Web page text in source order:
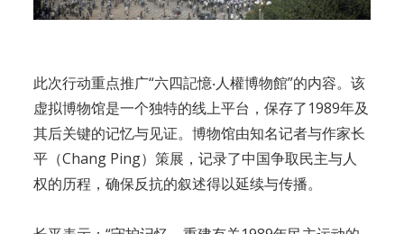
此次行动重点推广“六四記憶‧人權博物館”的内容。该
虚拟博物馆是一个独特的线上平台，保存了1989年及
其后关键的记忆与见证。博物馆由知名记者与作家长
平（Chang Ping）策展，记录了中国争取民主与人
权的历程，确保反抗的叙述得以延续与传播。